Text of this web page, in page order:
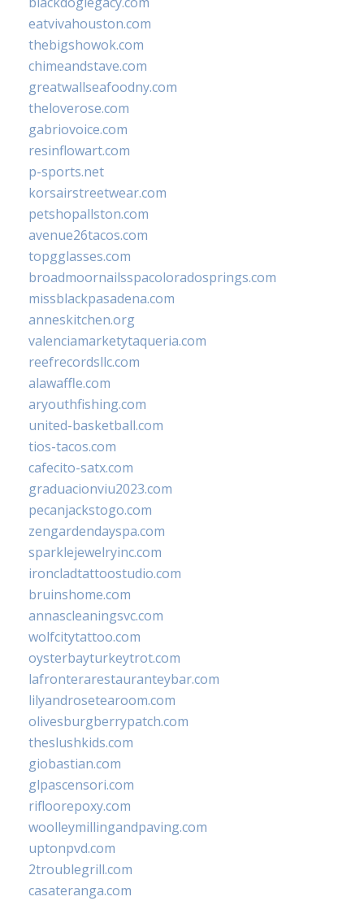
eatvivahouston.com
thebigshowok.com
chimeandstave.com
greatwallseafoodny.com
theloverose.com
gabriovoice.com
resinflowart.com
p-sports.net
korsairstreetwear.com
petshopallston.com
avenue26tacos.com
topgglasses.com
broadmoornailsspacoloradosprings.com
missblackpasadena.com
anneskitchen.org
valenciamarketytaqueria.com
reefrecordsllc.com
alawaffle.com
aryouthfishing.com
united-basketball.com
tios-tacos.com
cafecito-satx.com
graduacionviu2023.com
pecanjackstogo.com
zengardendayspa.com
sparklejewelryinc.com
ironcladtattoostudio.com
bruinshome.com
annascleaningsvc.com
wolfcitytattoo.com
oysterbayturkeytrot.com
lafronterarestauranteybar.com
lilyandrosetearoom.com
olivesburgberrypatch.com
theslushkids.com
giobastian.com
glpascensori.com
rifloorepoxy.com
woolleymillingandpaving.com
uptonpvd.com
2troublegrill.com
casateranga.com